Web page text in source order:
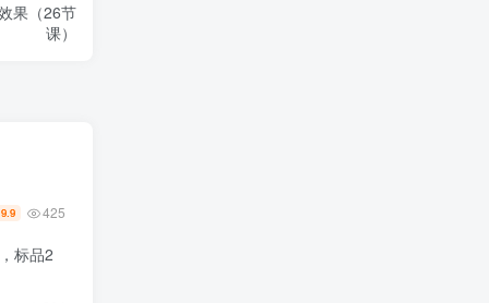
果（26节
课）
9.9 425
标品2